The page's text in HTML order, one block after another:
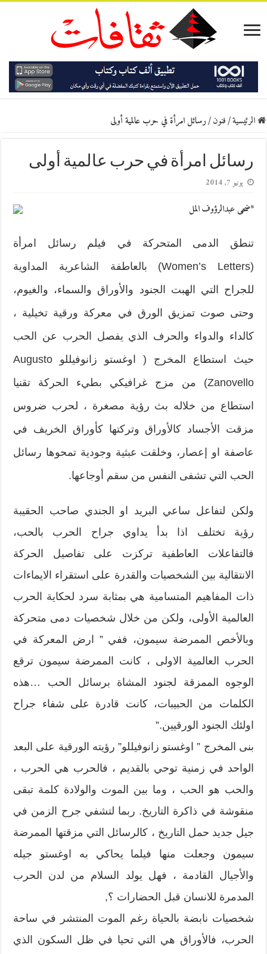
الرئيسية/فنون/رسائل امرأة في حرب عالمية أولى
رسائل امرأة في حرب عالمية أولى
يونيو 7, 2014
*ضحى عبدالرؤوف المل
تنطق الدمى المتحركة في فيلم رسائل امرأة
(Women’s Letters) بالعاطفة الشاعرية المداوية
للجراح التي الهبت الجنود والأوراق والسماء، والغيوم،
وحتى صوت تمزيق الورق في معركة ورقية تخيلية ،
كالداء والدواء والحرف الذي يفصل الحرب عن الحب
حيث استطاع المخرج ( اوغستو زانوفيللو Augusto
Zanovello) من مزج غرافيكي بطيء الحركة تقنيا
استطاع من خلاله بث رؤية مصغرة ، لحرب ضروس
مزقت الأجساد كالأوراق وتركتها كأوراق الخريف في
عاصفة او إعصار، وخلقت عبثية وجودية تمحوها رسائل
الحب التي تشفى النفس من سقم أوجاعها.
ولكن لتفاعل ساعي البريد او الجندي صاحب الحقيبة
رؤية تختلف اذا بدأ يداوي جراح الحرب بالحب،
فالتفاعلات العاطفية تركزت على تفاصيل الحركة
الانتقالية بين الشخصيات والقدرة على استقراء الايماءات
ذات المفاهيم المتسامية هي بمثابة سرد لحكاية الحرب
العالمية الأولى، ولكن من خلال شخصيات دمى متحركة
وبالأخص الممرضة سيمون، ففي ” ارض المعركة في
الحرب العالمية الاولى ، كانت الممرضة سيمون ترقع
الوجوه الممزقة لجنود المشاة برسائل الحب …هذه
الكلمات من الحبيبات، كانت قادرة على شفاء جراح
اولئك الجنود الورقيين.”
بنى المخرج ” اوغستو زانوفيللو” رؤيته الورقية على البعد
الواحد في زمنية توحي بالقديم ، فالحرب هي الحرب ،
والحب هو الحب ، وما بين الموت والولادة كلمة تبقى
منقوشة في ذاكرة التاريخ. ربما لتشفي جرح الزمن في
جيل جديد حمل التاريخ ، كالرسائل التي مزقتها الممرضة
سيمون وجعلت منها فيلما يحاكي به اوغستو جيله
والأجيال القادمة ، فهل يولد السلام من لدن الحرب
المدمرة للانسان قبل الحضارات ؟,
شخصيات نابضة بالحياة رغم الموت المنتشر في ساحة
الحرب، فالأوراق هي التي تحيا في ظل السكون الذي